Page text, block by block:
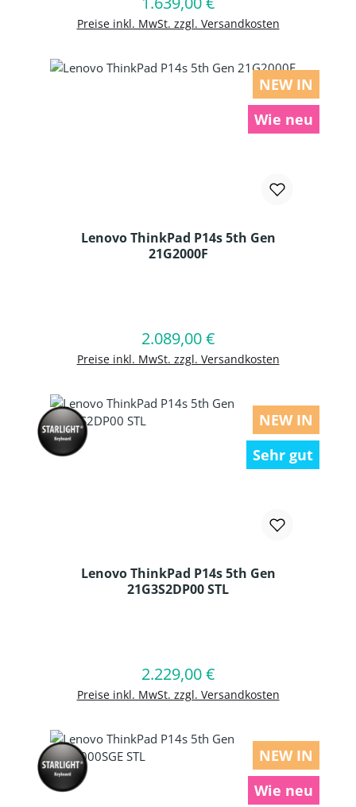
Preise inkl. MwSt. zzgl. Versandkosten
NEW IN
Wie neu
Lenovo ThinkPad P14s 5th Gen
21G2000F
Regulärer Preis:
2.089,00 €
Preise inkl. MwSt. zzgl. Versandkosten
In den Warenkorb
NEW IN
Sehr gut
Lenovo ThinkPad P14s 5th Gen
21G3S2DP00 STL
Regulärer Preis:
2.229,00 €
Preise inkl. MwSt. zzgl. Versandkosten
In den Warenkorb
NEW IN
Wie neu